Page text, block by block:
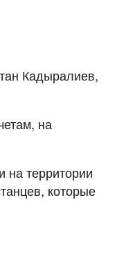
Кадыралиев,
на
на территории
которые